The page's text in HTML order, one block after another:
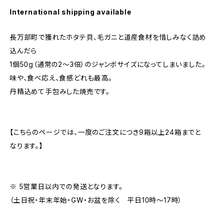
International shipping available
長万部町で獲れたホタテ貝、毛ガニと道産食材を惜しみなく詰め
込んだら
1個50g（通常の2〜3倍）のジャンボサイズになってしまいました。
味や、食べ応え、食感どれも最高。
丹精込めて手包みした焼売です。
【こちらのページでは、一度のご注文につき9箱以上24箱までと
なります。】
※ 5営業日以内での発送となります。
（土日祝・年末年始・GW・お盆を除く 平日10時〜17時）